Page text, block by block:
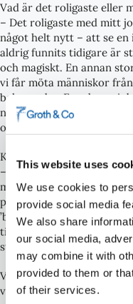
This website uses
We use cookies to
provide social media
We also share
our social media,
may combine it with
provided to them or
of their services.
Vad är det roligaste eller
– Det roligaste med mitt
något helt nytt – att se
aldrig funnits tidigare är
och magiskt. En annan
vi får möta människor
bakgrunder. Ena dagen
nästa dag sitter vi med
och kulturer blandas och
Kan du dela med dig av
– I vår referenskammare
men har expanderat
pärlar och sprudlar med
’brisk’ (livlig, rask, kvick)
tid: Camphouse (House of
starkt och kaxigt.
Vilka trender ser du just
varumärkesstrategi?